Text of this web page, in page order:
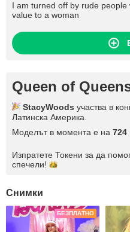
I am turned off by rude
value to a woman
Queen of
StacyWoods участва в
Латинска Америка.
Моделът в момента е на 724
Изпратете Токени за да
спечели!
Снимки
БЕЗПЛАТНО